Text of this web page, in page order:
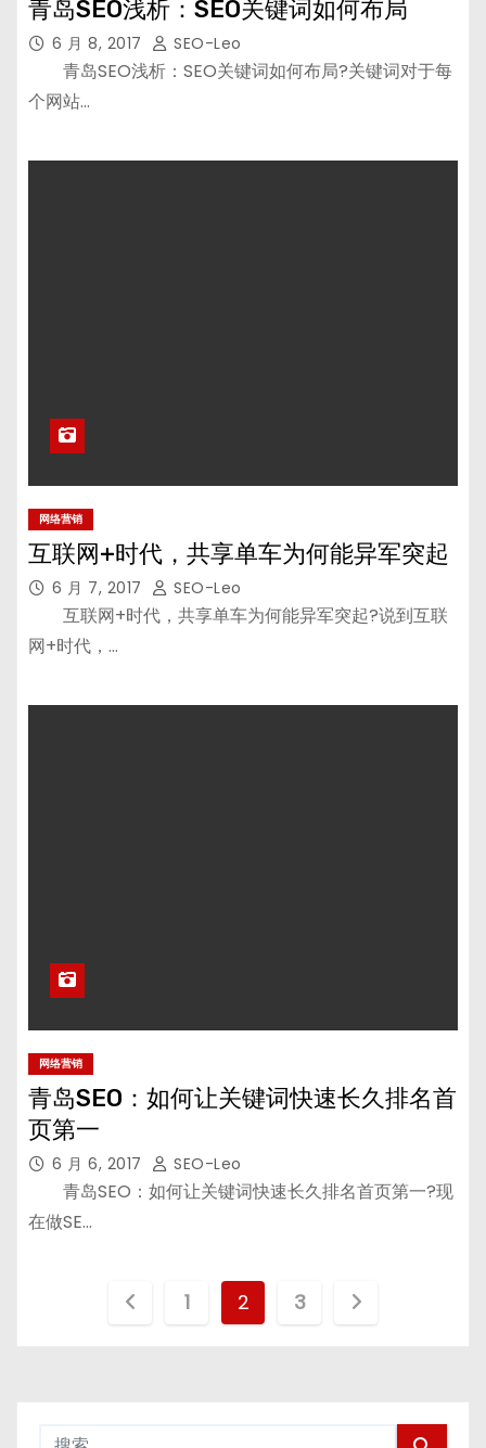
青岛SEO浅析：SEO关键词如何布局
6 月 8, 2017 SEO-Leo
青岛SEO浅析：SEO关键词如何布局?关键词对于每
个网站…
网络营销
互联网+时代，共享单车为何能异军突起
6 月 7, 2017 SEO-Leo
互联网+时代，共享单车为何能异军突起?说到互联
网+时代，…
网络营销
青岛SEO：如何让关键词快速长久排名首
页第一
6 月 6, 2017 SEO-Leo
青岛SEO：如何让关键词快速长久排名首页第一?现
在做SE…
文
1 2 3